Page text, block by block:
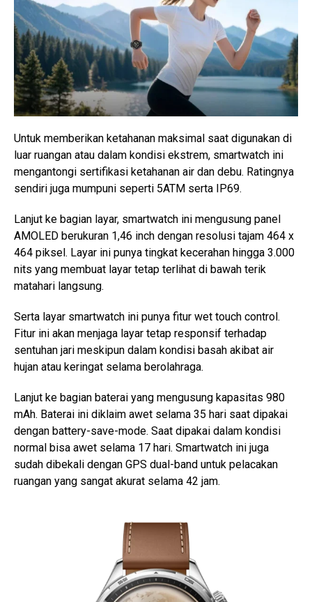
Untuk memberikan ketahanan maksimal saat digunakan di
luar ruangan atau dalam kondisi ekstrem, smartwatch ini
mengantongi sertifikasi ketahanan air dan debu. Ratingnya
sendiri juga mumpuni seperti 5ATM serta IP69.
Lanjut ke bagian layar, smartwatch ini mengusung panel
AMOLED berukuran 1,46 inch dengan resolusi tajam 464 x
464 piksel. Layar ini punya tingkat kecerahan hingga 3.000
nits yang membuat layar tetap terlihat di bawah terik
matahari langsung.
Serta layar smartwatch ini punya fitur wet touch control.
Fitur ini akan menjaga layar tetap responsif terhadap
sentuhan jari meskipun dalam kondisi basah akibat air
hujan atau keringat selama berolahraga.
Lanjut ke bagian baterai yang mengusung kapasitas 980
mAh. Baterai ini diklaim awet selama 35 hari saat dipakai
dengan battery-save-mode. Saat dipakai dalam kondisi
normal bisa awet selama 17 hari. Smartwatch ini juga
sudah dibekali dengan GPS dual-band untuk pelacakan
ruangan yang sangat akurat selama 42 jam.